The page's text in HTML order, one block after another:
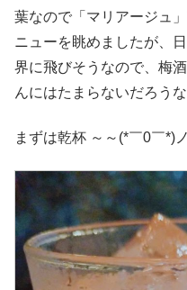
葉なので「マリアージュ
ニューを眺めましたが、
界に飛びそうなので、梅
んにはたまらないだろう
まずは乾杯 ～～(*￣0￣*)